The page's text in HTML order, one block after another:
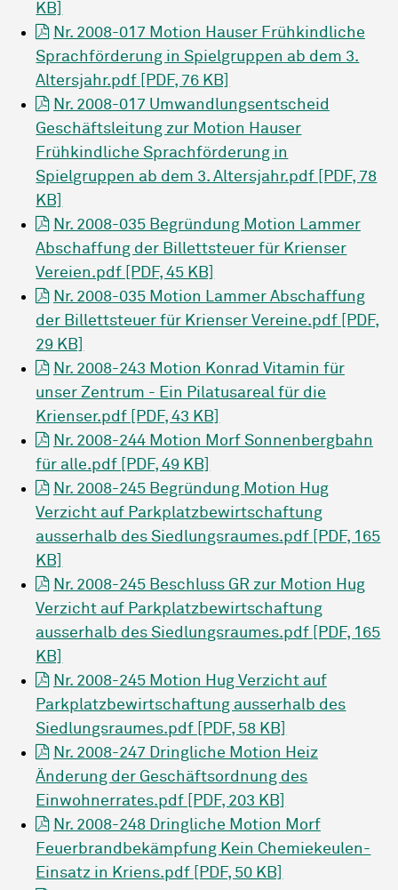
KB]
Nr. 2008-017 Motion Hauser Frühkindliche
Sprachförderung in Spielgruppen ab dem 3.
Altersjahr.pdf [PDF, 76 KB]
Nr. 2008-017 Umwandlungsentscheid
Geschäftsleitung zur Motion Hauser
Frühkindliche Sprachförderung in
Spielgruppen ab dem 3. Altersjahr.pdf [PDF, 78
KB]
Nr. 2008-035 Begründung Motion Lammer
Abschaffung der Billettsteuer für Krienser
Vereien.pdf [PDF, 45 KB]
Nr. 2008-035 Motion Lammer Abschaffung
der Billettsteuer für Krienser Vereine.pdf [PDF,
29 KB]
Nr. 2008-243 Motion Konrad Vitamin für
unser Zentrum - Ein Pilatusareal für die
Krienser.pdf [PDF, 43 KB]
Nr. 2008-244 Motion Morf Sonnenbergbahn
für alle.pdf [PDF, 49 KB]
Nr. 2008-245 Begründung Motion Hug
Verzicht auf Parkplatzbewirtschaftung
ausserhalb des Siedlungsraumes.pdf [PDF, 165
KB]
Nr. 2008-245 Beschluss GR zur Motion Hug
Verzicht auf Parkplatzbewirtschaftung
ausserhalb des Siedlungsraumes.pdf [PDF, 165
KB]
Nr. 2008-245 Motion Hug Verzicht auf
Parkplatzbewirtschaftung ausserhalb des
Siedlungsraumes.pdf [PDF, 58 KB]
Nr. 2008-247 Dringliche Motion Heiz
Änderung der Geschäftsordnung des
Einwohnerrates.pdf [PDF, 203 KB]
Nr. 2008-248 Dringliche Motion Morf
Feuerbrandbekämpfung Kein Chemiekeulen-
Einsatz in Kriens.pdf [PDF, 50 KB]